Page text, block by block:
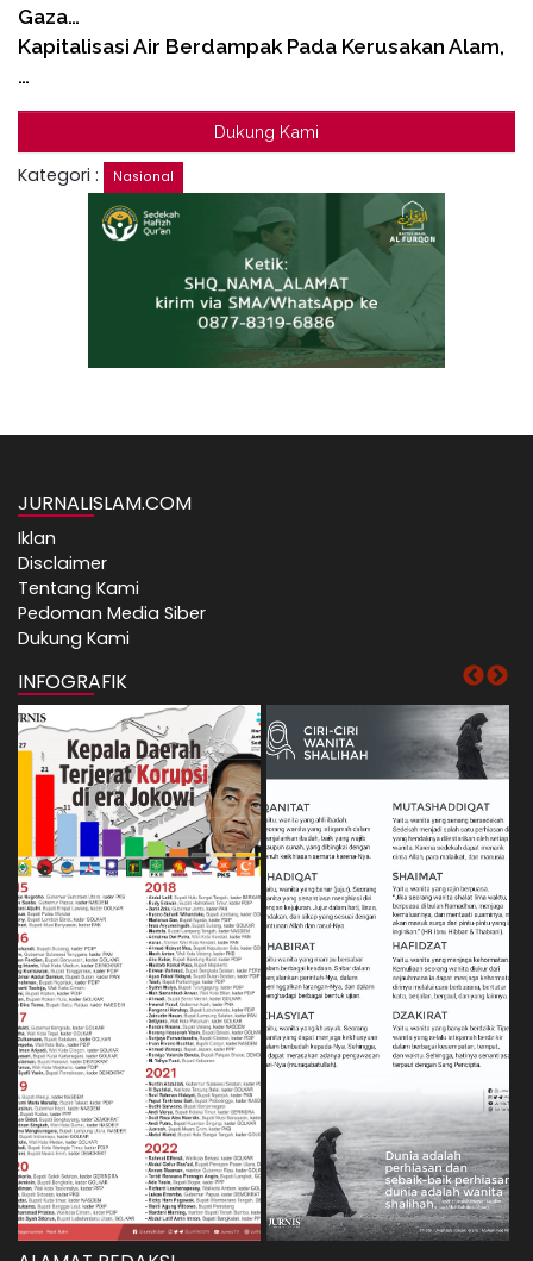
Gaza…
Kapitalisasi Air Berdampak Pada Kerusakan Alam,
…
Dukung Kami
Kategori : Nasional
JURNALISLAM.COM
Iklan
Disclaimer
Tentang Kami
Pedoman Media Siber
Dukung Kami
INFOGRAFIK